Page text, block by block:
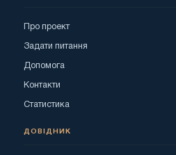
Про проект
Задати питання
Допомога
Контакти
Статистика
ДОВІДНИК